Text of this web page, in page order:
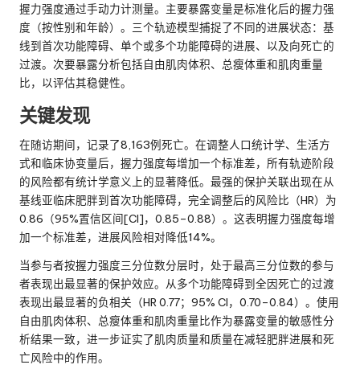
握力强度通过手动力计测量。主要暴露变量是标准化后的握力强
度（按性别和年龄）。三个轨迹模型捕捉了不同的进展状态：基
线到首次功能障碍、单个或多个功能障碍的进展、以及向死亡的
过渡。次要暴露分析包括自由肌肉体积、总瘦体重和肌肉重量
比，以评估其稳健性。
关键发现
在随访期间，记录了8,163例死亡。在调整人口统计学、生活方
式和临床协变量后，握力强度每增加一个标准差，所有轨迹阶段
的风险都有统计学意义上的显著降低。最强的保护关联出现在从
基线亚临床肥胖到首次功能障碍，完全调整后的风险比（HR）为
0.86（95%置信区间[CI]，0.85–0.88）。这表明握力强度每增
加一个标准差，进展风险相对降低14%。
当参与者按握力强度三分位数分层时，处于最高三分位数的参与
者表现出最显著的保护效应。从多个功能障碍到全因死亡的过渡
表现出最显著的负相关（HR 0.77；95% CI，0.70–0.84）。使用
自由肌肉体积、总瘦体重和肌肉重量比作为暴露变量的敏感性分
析结果一致，进一步证实了肌肉质量和质量在减轻肥胖进展和死
亡风险中的作用。